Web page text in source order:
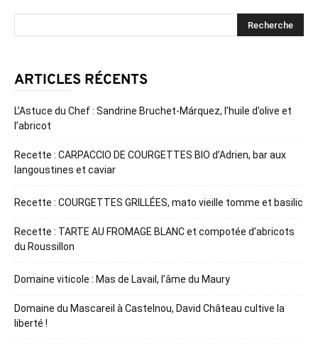
ARTICLES RÉCENTS
L’Astuce du Chef : Sandrine Bruchet-Márquez, l’huile d’olive et
l’abricot
Recette : CARPACCIO DE COURGETTES BIO d’Adrien, bar aux
langoustines et caviar
Recette : COURGETTES GRILLÉES, mato vieille tomme et basilic
Recette : TARTE AU FROMAGE BLANC et compotée d’abricots
du Roussillon
Domaine viticole : Mas de Lavail, l’âme du Maury
Domaine du Mascareil à Castelnou, David Château cultive la
liberté !